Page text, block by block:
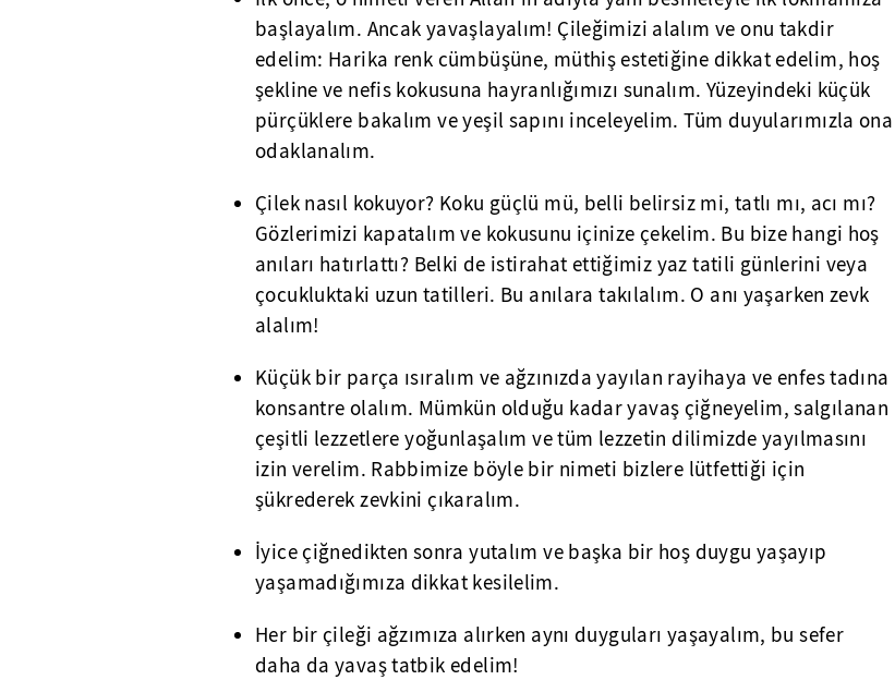
başlayalım. Ancak yavaşlayalım! Çileğimizi alalım ve onu takdir
edelim: Harika renk cümbüşüne, müthiş estetiğine dikkat edelim, hoş
şekline ve nefis kokusuna hayranlığımızı sunalım. Yüzeyindeki küçük
pürçüklere bakalım ve yeşil sapını inceleyelim. Tüm duyularımızla ona
odaklanalım.
Çilek nasıl kokuyor? Koku güçlü mü, belli belirsiz mi, tatlı mı, acı mı?
Gözlerimizi kapatalım ve kokusunu içinize çekelim. Bu bize hangi hoş
anıları hatırlattı? Belki de istirahat ettiğimiz yaz tatili günlerini veya
çocukluktaki uzun tatilleri. Bu anılara takılalım. O anı yaşarken zevk
alalım!
Küçük bir parça ısıralım ve ağzınızda yayılan rayihaya ve enfes tadına
konsantre olalım. Mümkün olduğu kadar yavaş çiğneyelim, salgılanan
çeşitli lezzetlere yoğunlaşalım ve tüm lezzetin dilimizde yayılmasını
izin verelim. Rabbimize böyle bir nimeti bizlere lütfettiği için
şükrederek zevkini çıkaralım.
İyice çiğnedikten sonra yutalım ve başka bir hoş duygu yaşayıp
yaşamadığımıza dikkat kesilelim.
Her bir çileği ağzımıza alırken aynı duyguları yaşayalım, bu sefer
daha da yavaş tatbik edelim!